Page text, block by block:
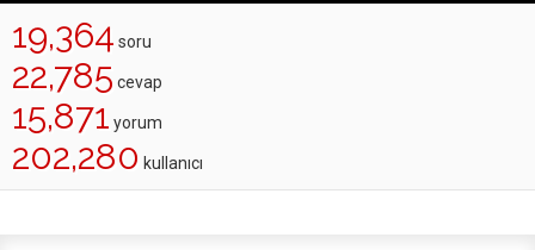
19,364 soru
22,785 cevap
15,871 yorum
202,280 kullanıcı